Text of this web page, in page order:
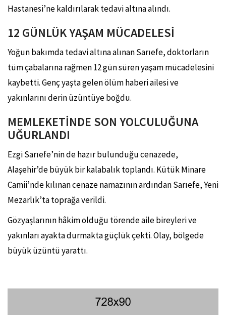
Hastanesi’ne kaldırılarak tedavi altına alındı.
12 GÜNLÜK YAŞAM MÜCADELESİ
Yoğun bakımda tedavi altına alınan Sarıefe, doktorların
tüm çabalarına rağmen 12 gün süren yaşam mücadelesini
kaybetti. Genç yaşta gelen ölüm haberi ailesi ve
yakınlarını derin üzüntüye boğdu.
MEMLEKETİNDE SON YOLCULUĞUNA
UĞURLANDI
Ezgi Sarıefe’nin de hazır bulunduğu cenazede,
Alaşehir’de büyük bir kalabalık toplandı. Kütük Minare
Camii’nde kılınan cenaze namazının ardından Sarıefe, Yeni
Mezarlık’ta toprağa verildi.
Gözyaşlarının hâkim olduğu törende aile bireyleri ve
yakınları ayakta durmakta güçlük çekti. Olay, bölgede
büyük üzüntü yarattı.